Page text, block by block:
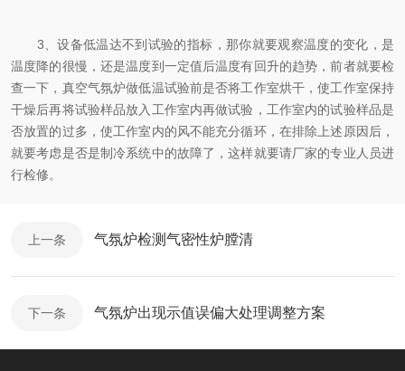
3、设备低温达不到试验的指标，那你就要观察温度的变化，是
温度降的很慢，还是温度到一定值后温度有回升的趋势，前者就要检
查一下，真空气氛炉做低温试验前是否将工作室烘干，使工作室保持
干燥后再将试验样品放入工作室内再做试验，工作室内的试验样品是
否放置的过多，使工作室内的风不能充分循环，在排除上述原因后，
就要考虑是否是制冷系统中的故障了，这样就要请厂家的专业人员进
行检修。
上一条 气氛炉检测气密性炉膛清
下一条 气氛炉出现示值误偏大处理调整方案